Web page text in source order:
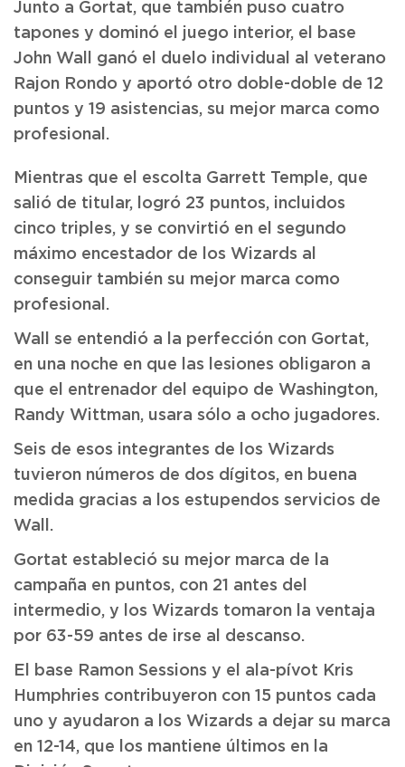
Junto a Gortat, que también puso cuatro
tapones y dominó el juego interior, el base
John Wall ganó el duelo individual al veterano
Rajon Rondo y aportó otro doble-doble de 12
puntos y 19 asistencias, su mejor marca como
profesional.
Mientras que el escolta Garrett Temple, que
salió de titular, logró 23 puntos, incluidos
cinco triples, y se convirtió en el segundo
máximo encestador de los Wizards al
conseguir también su mejor marca como
profesional.
Wall se entendió a la perfección con Gortat,
en una noche en que las lesiones obligaron a
que el entrenador del equipo de Washington,
Randy Wittman, usara sólo a ocho jugadores.
Seis de esos integrantes de los Wizards
tuvieron números de dos dígitos, en buena
medida gracias a los estupendos servicios de
Wall.
Gortat estableció su mejor marca de la
campaña en puntos, con 21 antes del
intermedio, y los Wizards tomaron la ventaja
por 63-59 antes de irse al descanso.
El base Ramon Sessions y el ala-pívot Kris
Humphries contribuyeron con 15 puntos cada
uno y ayudaron a los Wizards a dejar su marca
en 12-14, que los mantiene últimos en la